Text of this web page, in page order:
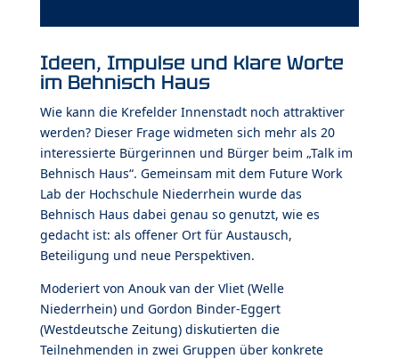
Ideen, Impulse und klare Worte
im Behnisch Haus
Wie kann die Krefelder Innenstadt noch attraktiver
werden? Dieser Frage widmeten sich mehr als 20
interessierte Bürgerinnen und Bürger beim „Talk im
Behnisch Haus“. Gemeinsam mit dem Future Work
Lab der Hochschule Niederrhein wurde das
Behnisch Haus dabei genau so genutzt, wie es
gedacht ist: als offener Ort für Austausch,
Beteiligung und neue Perspektiven.
Moderiert von Anouk van der Vliet (Welle
Niederrhein) und Gordon Binder-Eggert
(Westdeutsche Zeitung) diskutierten die
Teilnehmenden in zwei Gruppen über konkrete